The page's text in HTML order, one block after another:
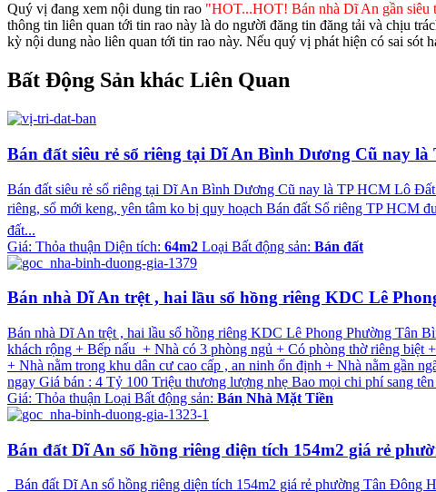
Quý vị đang xem nội dung tin rao "HOT...HOT! Bán nhà Dĩ An gần
thông tin liên quan tới tin rao này là do người đăng tin đăng tải và chịu
kỳ nội dung nào liên quan tới tin rao này. Nếu quý vị phát hiện có sai sót
Bất Động Sản khác Liên Quan
Bán đất siêu rẻ sổ riêng tại Dĩ An Bình Dương Cũ nay
Bán đất siêu rẻ sổ riêng tại Dĩ An Bình Dương Cũ nay là TP HCM Lô
riêng, sổ mới keng, yên tâm ko bị quy hoạch Bán đất Sổ riêng TP
đất...
Giá: Thỏa thuận Diện tích: 64m2 Loại Bất động sản: Bán đất
Bán nhà Dĩ An trệt , hai lầu sổ hồng riêng KDC Lê
Bán nhà Dĩ An trệt , hai lầu sổ hồng riêng KDC Lê Phong Phường Tân
khách rộng + Bếp nấu + Nhà có 3 phòng ngủ + Có phòng thờ riêng biệt
+ Nhà nằm trong khu dân cư cao cấp , an ninh ổn định + Nhà nằm gần
ngay Giá bán : 4 Tỷ 100 Triệu thương lượng nhẹ Bao mọi chi phí sang
Giá: Thỏa thuận Loại Bất động sản: Bán Nhà Mặt Tiền
Bán đất Dĩ An sổ hồng riêng diện tích 154m2 giá rẻ
Bán đất Dĩ An sổ hồng riêng diện tích 154m2 giá rẻ phường Tân